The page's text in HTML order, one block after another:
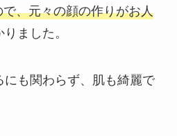
、元々の顔の作りがお人
ました。
も関わらず、肌も綺麗で